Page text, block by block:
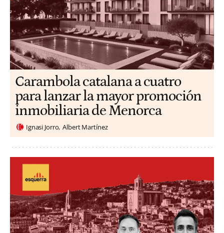
Carambola catalana a cuatro
para lanzar la mayor promoción
inmobiliaria de Menorca
Ignasi Jorro Albert Martínez